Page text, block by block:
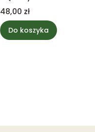
Cena
48,00 zł
Do koszyka